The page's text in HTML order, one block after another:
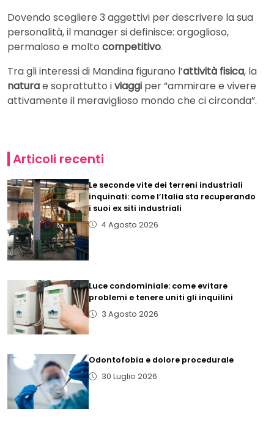
Dovendo scegliere 3 aggettivi per descrivere la sua
personalità, il manager si definisce: orgoglioso,
permaloso e molto competitivo.
Tra gli interessi di Mandina figurano l’attività fisica, la
naturae soprattutto iviaggi per “ammirare e vivere
attivamente il meraviglioso mondo che ci circonda”.
Articoli recenti
Le seconde vite dei terreni industriali
inquinati: come l’Italia sta recuperando
i suoi ex siti industriali
4 Agosto 2026
Luce condominiale: come evitare
problemi e tenere uniti gli inquilini
3 Agosto 2026
Odontofobia e dolore procedurale
30 Luglio 2026